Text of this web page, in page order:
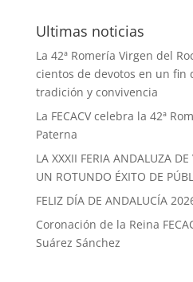
Ultimas noticias
La 42ª Romería Virgen del
cientos de devotos en un fin
tradición y convivencia
La FECACV celebra la 42ª
Paterna
LA XXXII FERIA ANDALUZA
UN ROTUNDO ÉXITO DE
FELIZ DÍA DE ANDALUCÍA
Coronación de la Reina
Suárez Sánchez